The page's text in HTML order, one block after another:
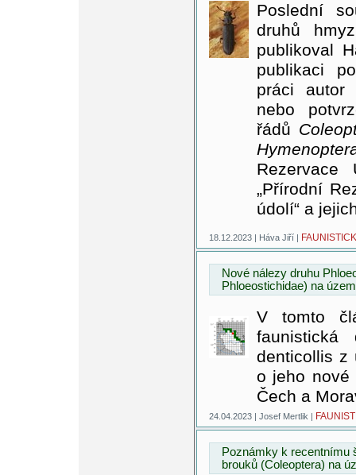
Poslední
druhů
publikoval
publikaci
práci autor
nebo
řádů
Rezervace
„Přírodní
údolí“ a
18.12.2023 | Háva Jiří |
Nové nálezy druhu
Phloeostichidae) na
V tomto
faunistická
denticollis z
o jeho nové
Čech a
24.04.2023 | Josef Mertlik |
Poznámky k recentnímu
brouků (Coleoptera) na